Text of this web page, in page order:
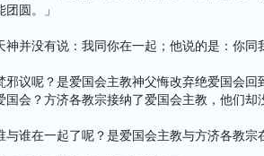
团圆。」
神并没有说：我同你在一起；他说的是：你同
邪议呢？是爱国会主教神父悔改弃绝爱国会
国会？方济各教宗接纳了爱国会主教，他们
与谁在一起了呢？是爱国会主教与方济各教